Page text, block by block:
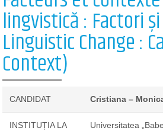
lingvistică : Factori
Linguistic Change :
Context)
CANDIDAT Cristiana –
INSTITUȚIA LA
Universitatea